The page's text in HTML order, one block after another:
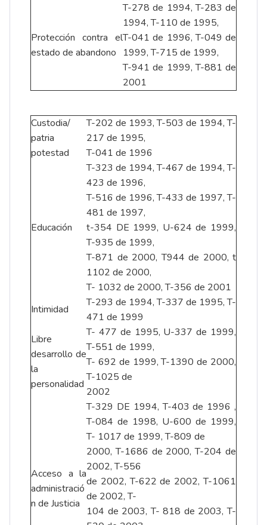
Protección contra el
estado de abandono
T-278 de 1994, T-283 de
1994, T-110 de 1995,
T-041 de 1996, T-049 de
1999, T-715 de 1999,
T-941 de 1999, T-881 de
2001
Custodia/
patria
potestad
T-202 de 1993, T-503 de 1994, T-
217 de 1995,
T-041 de 1996
Educación
T-323 de 1994, T-467 de 1994, T-
423 de 1996,
T-516 de 1996, T-433 de 1997, T-
481 de 1997,
t-354 DE 1999, U-624 de 1999,
T-935 de 1999,
T-871 de 2000, T944 de 2000, t
1102 de 2000,
T- 1032 de 2000, T-356 de 2001
Intimidad
T-293 de 1994, T-337 de 1995, T-
471 de 1999
Libre
desarrollo de
la
personalidad
T- 477 de 1995, U-337 de 1999,
T-551 de 1999,
T- 692 de 1999, T-1390 de 2000,
T-1025 de
2002
Acceso a la
administració
n de Justicia
T-329 DE 1994, T-403 de 1996 ,
T-084 de 1998, U-600 de 1999,
T- 1017 de 1999, T-809 de
2000, T-1686 de 2000, T-204 de
2002, T-556
de 2002, T-622 de 2002, T-1061
de 2002, T-
104 de 2003, T- 818 de 2003, T-